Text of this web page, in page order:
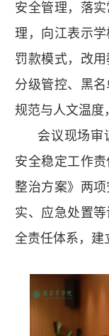
安全管理，落
理，向江表示
罚款模式，改
分级管控、黑
规范与人文温度
会议现场审
安全稳定工作
整治方案》两
实、应急处置
全责任体系，建